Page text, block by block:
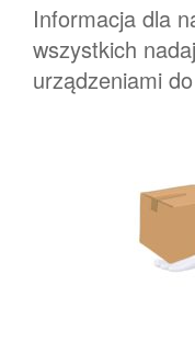
Informacja dla
wszystkich
urządzeniami